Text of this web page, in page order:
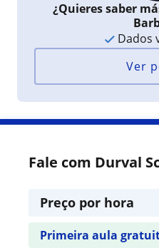
¿Quieres saber
Dados
Ver
Fale com Durval
Preço por hora
Primeira aula